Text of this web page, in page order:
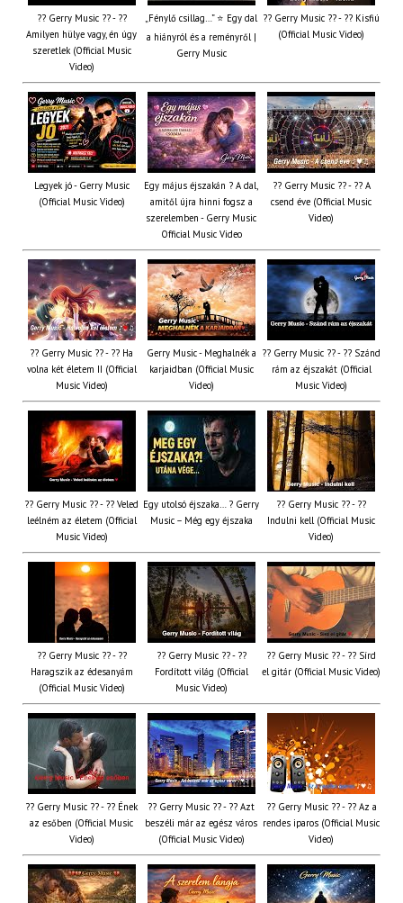
?? Gerry Music ?? - ??
Amilyen hülye vagy, én úgy
szeretlek (Official Music
Video)
„Fénylő csillag…” ⭐ Egy dal
a hiányról és a reményről |
Gerry Music
?? Gerry Music ?? - ?? Kisfiú
(Official Music Video)
Legyek jó - Gerry Music
(Official Music Video)
Egy május éjszakán ? A dal,
amitől újra hinni fogsz a
szerelemben - Gerry Music
Official Music Video
?? Gerry Music ?? - ?? A
csend éve (Official Music
Video)
?? Gerry Music ?? - ?? Ha
volna két életem II (Official
Music Video)
Gerry Music - Meghalnék a
karjaidban (Official Music
Video)
?? Gerry Music ?? - ?? Szánd
rám az éjszakát (Official
Music Video)
?? Gerry Music ?? - ?? Veled
leélném az életem (Official
Music Video)
Egy utolsó éjszaka… ? Gerry
Music – Még egy éjszaka
?? Gerry Music ?? - ??
Indulni kell (Official Music
Video)
?? Gerry Music ?? - ??
Haragszik az édesanyám
(Official Music Video)
?? Gerry Music ?? - ??
Fordított világ (Official
Music Video)
?? Gerry Music ?? - ?? Sírd
el gitár (Official Music Video)
?? Gerry Music ?? - ?? Ének
az esőben (Official Music
Video)
?? Gerry Music ?? - ?? Azt
beszéli már az egész város
(Official Music Video)
?? Gerry Music ?? - ?? Az a
rendes iparos (Official Music
Video)